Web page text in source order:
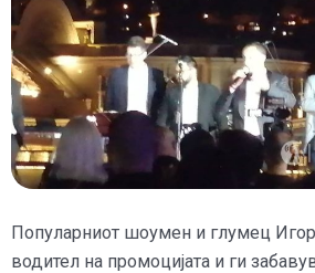
Популарниот шоумен и глумец
водител на промоцијата и ги